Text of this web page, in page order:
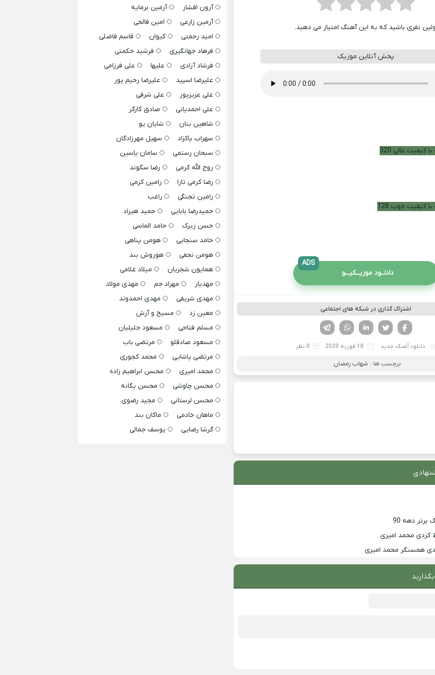
نفری باشید که به این آهنگ امتیاز می دهید.
پخش آنلاین موزیک
کیفیت عالی 320
کیفیت خوب 128
دانلــود موزیــکیـــو
ADS
اشتراک گذاری در شبکه های اجتماعی
لینکدین تویتر
فیسوک
دانلود آهنگ جدید 18 فوریه 2020 0 نظر
برچسب ها : شهاب رمضان
کردی محمد امیری
همسنگر محمد امیری
آرون افشار
آرمین برمایه
آرمین زارعی
امین فالجی
امید رحمتی
کیوان
قاسم فاضلی
فرهاد جهانگیری
فرشید حکمتی
فرشاد آزادی
علیها
علی فرزامی
علیرضا اسپید
علیرضا رحیم پور
علی عزیزپور
علی شرفی
علی احمدیانی
صادق کارگر
شاهین بنان
شایان یو
سهراب پاکزاد
سهیل مهرزادگان
سبحان رستمی
سامان یاسین
روح الله کرمی
رضا سگوند
رضا کرمی تارا
رامین کرمی
رامین تجنگی
راغب
حمیدرضا بابایی
حمید هیراد
حسن زیرک
حامد الماسی
حامد سنجابی
هومن پناهی
هومن نجفی
هوروش بند
همایون شجریان
میلاد غلامی
مهدیار
مهراد جم
مهدی مولاد
مهدی شریفی
مهدی احمدوند
معین زد
مسیح و آرش
مسلم فتاحی
مسعود جلیلیان
مسعود صادقلو
مرتضی باب
مرتضی پاشایی
محمد کجوری
محمد امیری
محسن ابراهیم زاده
محسن چاوشی
محسن یگانه
محسن لرستانی
مجید رضوی
ماهان خادمی
ماکان بند
گرشا رضایی
یوسف جمالی